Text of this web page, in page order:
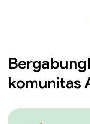
komunitas